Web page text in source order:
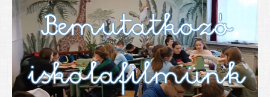
Határtalanul
Névadónk
UNESCO Társult Iskola
Sportversenyek
Tanulmányi versenyek